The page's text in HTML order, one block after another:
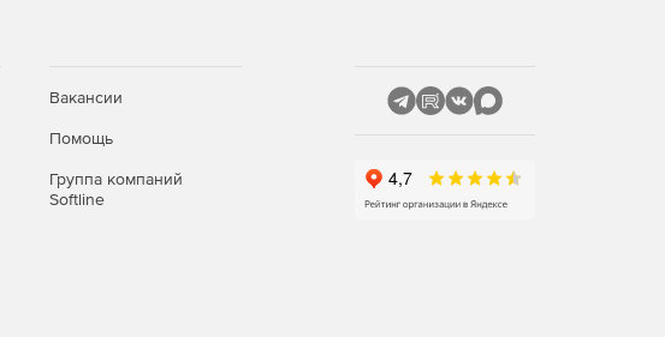
Вакансии
Помощь
Группа компаний
Softline